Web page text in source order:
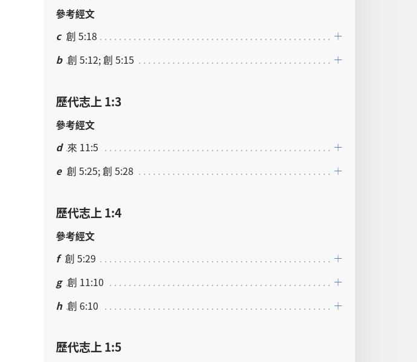
參考經文
c 創 5:18
b 創 5:12; 創 5:15
歷代志上 1:3
參考經文
d 來 11:5
e 創 5:25; 創 5:28
歷代志上 1:4
參考經文
f 創 5:29
g 創 11:10
h 創 6:10
歷代志上 1:5